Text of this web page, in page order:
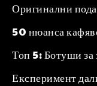
Оригинални
50 нюанса
Топ 5: Ботуши за
Експеримент